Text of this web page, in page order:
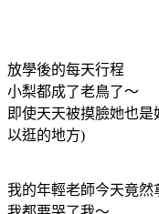
放學後的每天行程
小梨都成了老鳥了～
即使天天被摸臉她也
以逛的地方)
我的年輕老師今天竟然